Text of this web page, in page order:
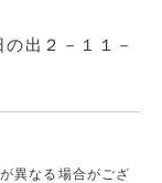
出２－１１－
異なる場合がござ